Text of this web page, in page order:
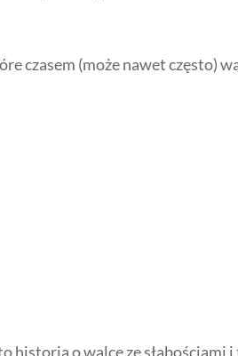
czasem (może nawet często)
historia o walce ze słabościami